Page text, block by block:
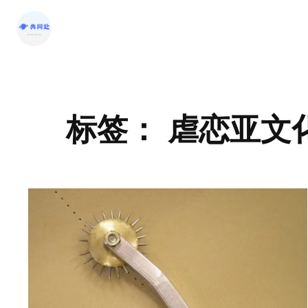
标签： 虐恋亚文